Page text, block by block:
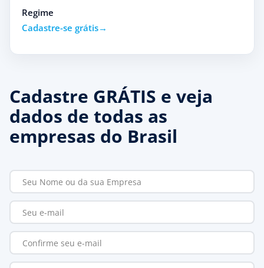
Regime
Cadastre-se grátis
Cadastre GRÁTIS e veja
dados de todas as
empresas do Brasil